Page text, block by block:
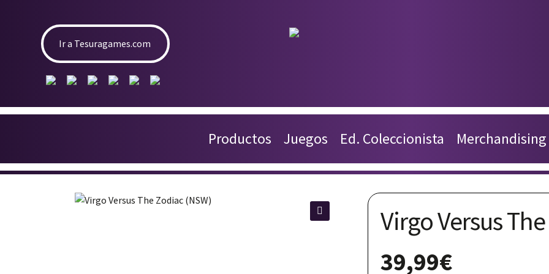
Ir a Tesuragames.com
Productos Juegos Ed. Coleccionista Merchandising
Virgo Versus
39,99€
Juegos
Ed. Coleccionista
Merchandising
Contacto